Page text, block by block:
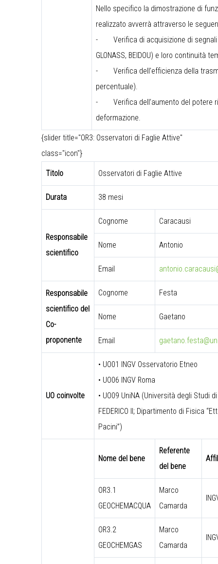
Nello specifico la dimostrazione di
realizzato avverrà attraverso le
- Verifica di acquisizione di
GLONASS, BEIDOU) e loro continuità
- Verifica dell’efficienza della
percentuale).
- Verifica dell’aumento del potere
deformazione.
{slider title="OR3: Osservatori di Faglie Attive"
class="icon"}
Titolo Osservatori di Faglie Attive
Durata 38 mesi
Responsabile
scientifico
Cognome Caracausi
Nome Antonio
Email
Responsabile
scientifico del
Co-
proponente
Cognome Festa
Nome Gaetano
Email
UO coinvolte
• UO01 INGV Osservatorio Etneo
• UO06 INGV Roma
• UO09 UniNA (Università degli Studi
FEDERICO II; Dipartimento di Fisica
Pacini”)
Nome del bene
Referente
del bene
OR3.1
GEOCHEMACQUA
Marco
Camarda
OR3.2
GEOCHEMGAS
Marco
Camarda